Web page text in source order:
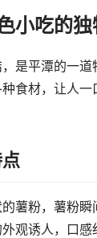
小吃的
是平潭的一
食材，让人一
薯粉，薯粉
观诱人，口感